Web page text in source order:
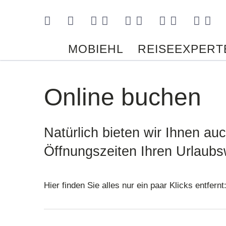
MOBIEHL
Online buchen
Natürlich bieten wir Ihnen
Öffnungszeiten Ihren
Hier finden Sie alles nur ein paar Klicks entfernt: